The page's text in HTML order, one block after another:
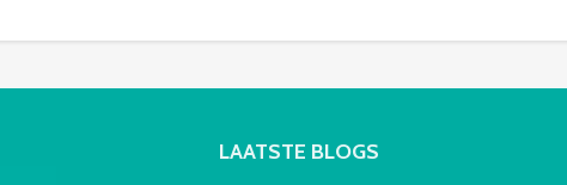
LAATSTE BLOGS